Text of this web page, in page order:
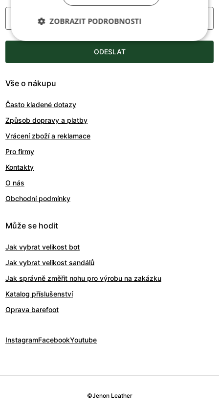
Váš e-mail
ODESLAT
Vše o nákupu
Často kladené dotazy
Způsob dopravy a platby
Vrácení zboží a reklamace
Pro firmy
Kontakty
O nás
Obchodní podmínky
Může se hodit
Jak vybrat velikost bot
Jak vybrat velikost sandálů
Jak správně změřit nohu pro výrobu na zakázku
Katalog příslušenství
Oprava barefoot
InstagramFacebookYoutube
©Jenon Leather
ZOBRAZIT PODROBNOSTI